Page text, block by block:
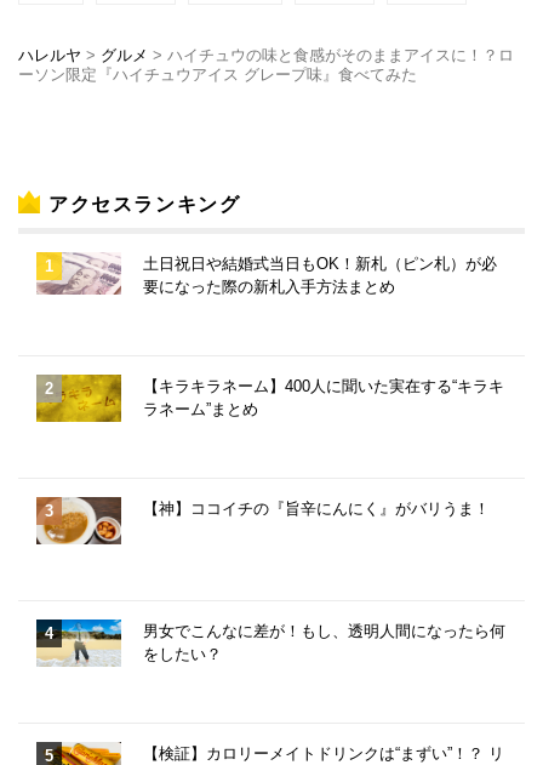
ハレルヤ > グルメ > ハイチュウの味と食感がそのままアイスに！？ロ
ーソン限定『ハイチュウアイス グレープ味』食べてみた
アクセスランキング
土日祝日や結婚式当日もOK！新札（ピン札）が必
要になった際の新札入手方法まとめ
【キラキラネーム】400人に聞いた実在する“キラキ
ラネーム”まとめ
【神】ココイチの『旨辛にんにく』がバリうま！
男女でこんなに差が！もし、透明人間になったら何
をしたい？
【検証】カロリーメイトドリンクは“まずい”！？ リ